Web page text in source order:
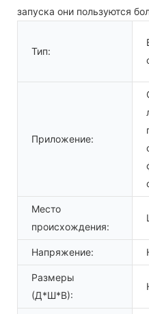
запуска они пользуются
Тип:
Приложение:
Место
происхождения:
Напряжение:
Размеры
(Д*Ш*В):